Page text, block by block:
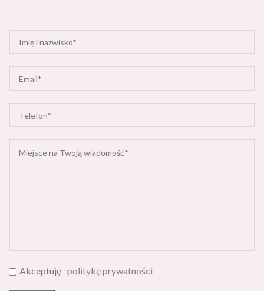
Akceptuję politykę prywatności